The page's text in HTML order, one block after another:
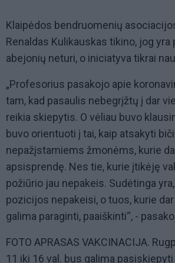
Klaipėdos bendruomenių
Renaldas Kulikauskas tikino, jog
abejonių neturi, o iniciatyva tikrai
„Profesorius pasakojo apie
tam, kad pasaulis nebegrįžtų į dar
reikia skiepytis. O vėliau buvo
buvo orientuoti į tai, kaip atsakyti
nepažįstamiems žmonėms, kurie
apsisprendę. Nes tie, kurie įtikėję
požiūrio jau nepakeis. Sudėtinga
pozicijos nepakeisi, o tuos, kurie
galima paraginti, paaiškinti“, -
FOTO APRASAS VAKCINACIJA.
11 iki 16 val. bus galima pasiskiepyti